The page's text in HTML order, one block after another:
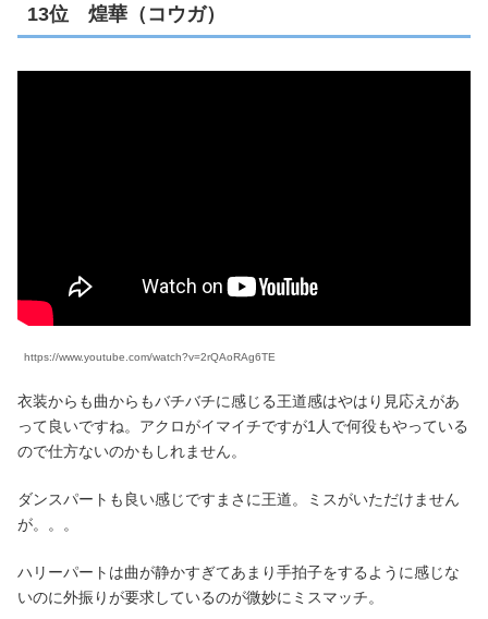
13位 煌華（コウガ）
https://www.youtube.com/watch?v=2rQAoRAg6TE
衣装からも曲からもバチバチに感じる王道感はやはり見応えがあ
って良いですね。アクロがイマイチですが1人で何役もやっている
ので仕方ないのかもしれません。
ダンスパートも良い感じですまさに王道。ミスがいただけません
が。。。
ハリーパートは曲が静かすぎてあまり手拍子をするように感じな
いのに外振りが要求しているのが微妙にミスマッチ。